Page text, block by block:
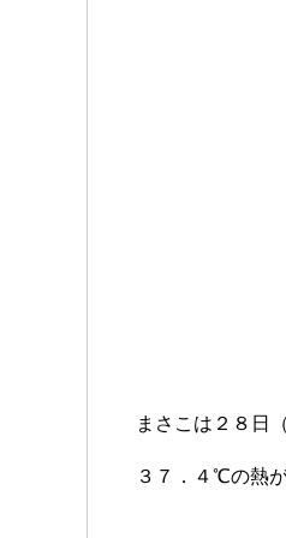
まさこは２８日
３７．４℃の熱